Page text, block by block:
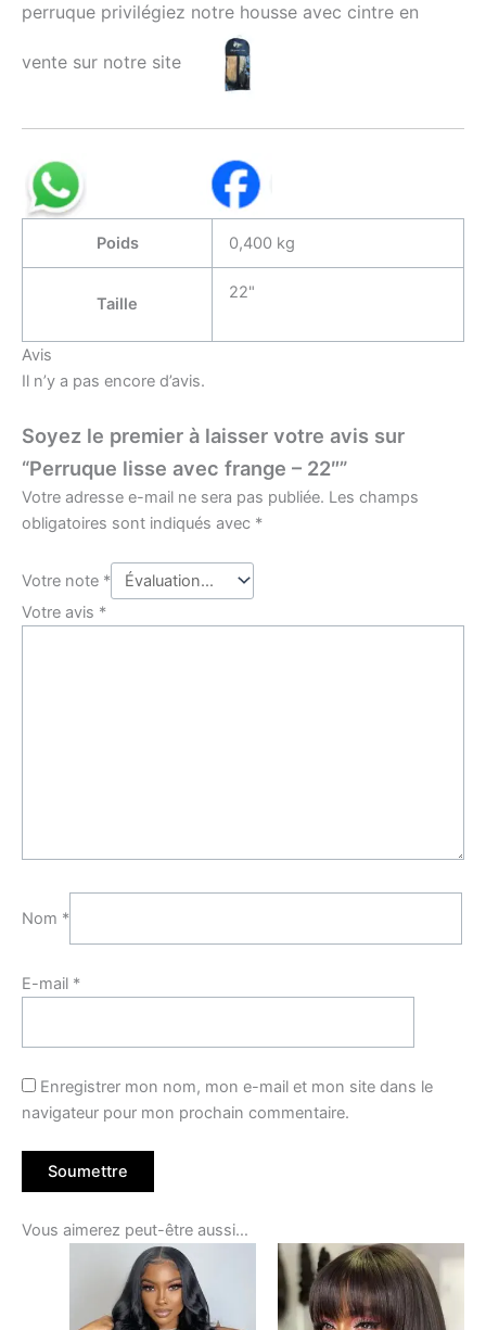
perruque privilégiez notre housse avec cintre en
vente sur notre site
Poids 0,400 kg
Taille
22"
Avis
Il n’y a pas encore d’avis.
Soyez le premier à laisser votre avis sur
“Perruque lisse avec frange – 22″”
Votre adresse e-mail ne sera pas publiée. Les champs
obligatoires sont indiqués avec *
Votre note *
Votre avis *
Nom *
E-mail *
Enregistrer mon nom, mon e-mail et mon site dans le
navigateur pour mon prochain commentaire.
Vous aimerez peut-être aussi…